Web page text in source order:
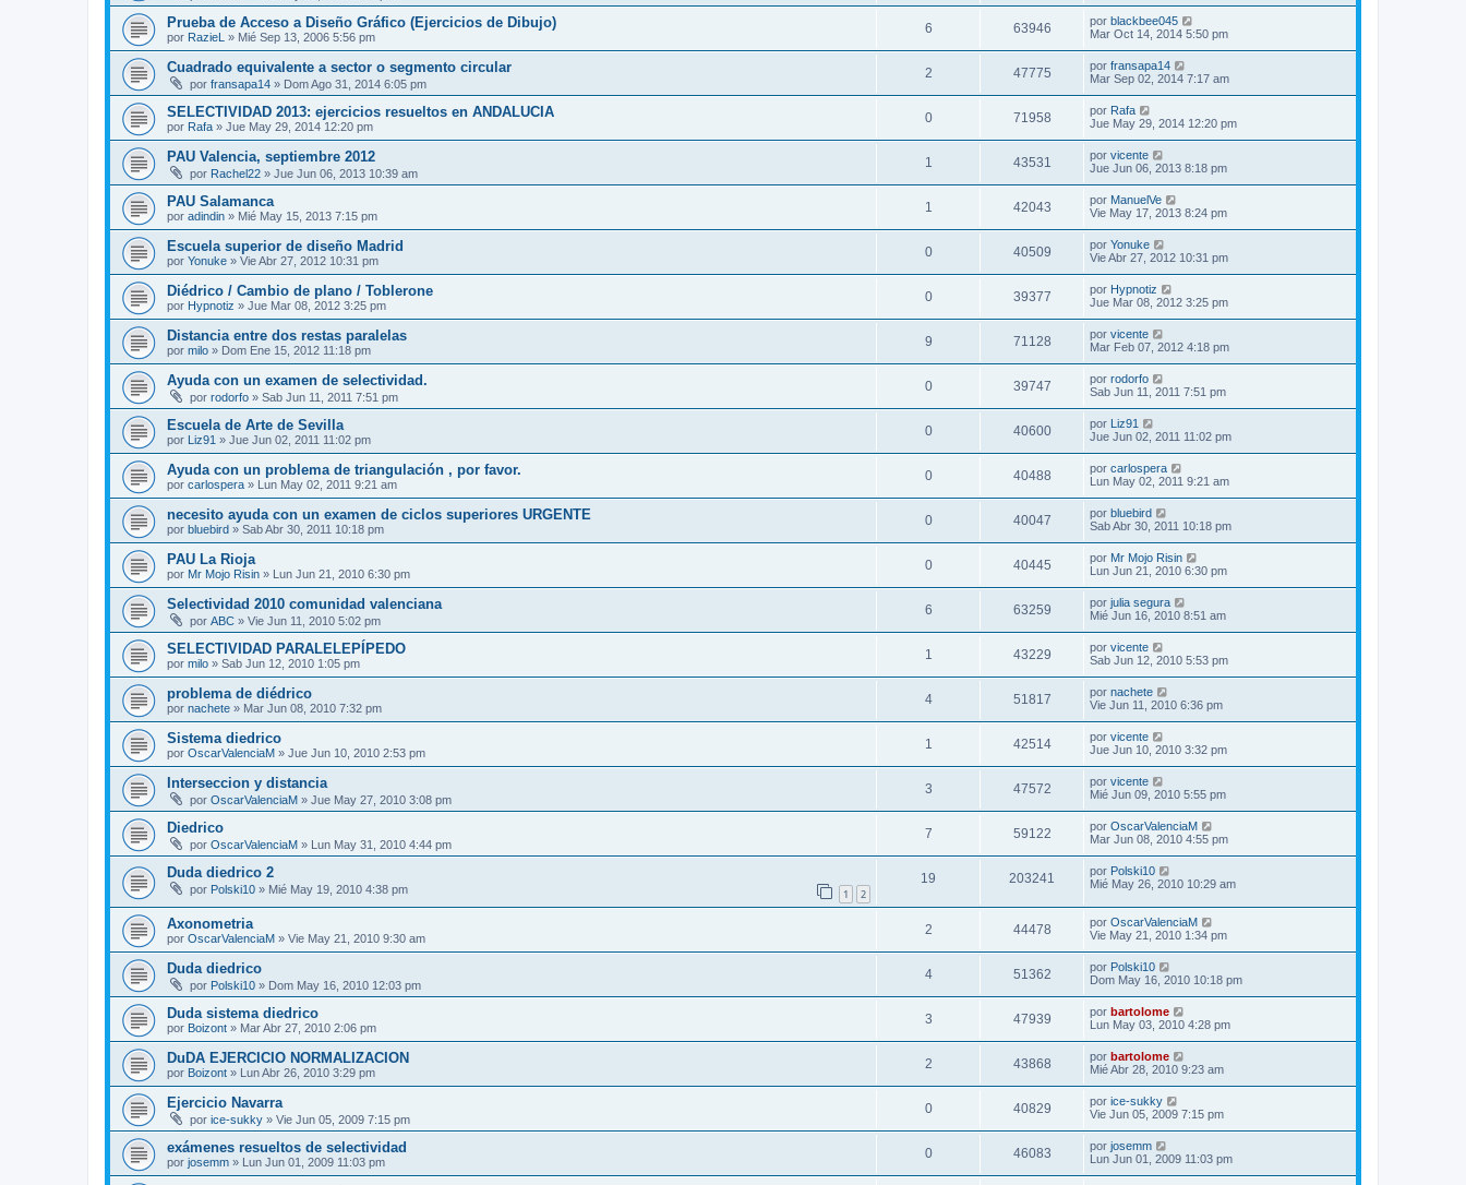
Prueba de Acceso a Diseño Gráfico (Ejercicios de Dibujo)
por RazieL » Mié Sep 13, 2006 5:56 pm
6 63946 por blackbee045
Mar Oct 14, 2014 5:50 pm
Cuadrado equivalente a sector o segmento circular
por fransapa14 » Dom Ago 31, 2014 6:05 pm
2 47775 por fransapa14
Mar Sep 02, 2014 7:17 am
SELECTIVIDAD 2013: ejercicios resueltos en ANDALUCIA
por Rafa » Jue May 29, 2014 12:20 pm
0 71958 por Rafa
Jue May 29, 2014 12:20 pm
PAU Valencia, septiembre 2012
por Rachel22 » Jue Jun 06, 2013 10:39 am
1 43531 por vicente
Jue Jun 06, 2013 8:18 pm
PAU Salamanca
por adindin » Mié May 15, 2013 7:15 pm
1 42043 por ManuelVe
Vie May 17, 2013 8:24 pm
Escuela superior de diseño Madrid
por Yonuke » Vie Abr 27, 2012 10:31 pm
0 40509 por Yonuke
Vie Abr 27, 2012 10:31 pm
Diédrico / Cambio de plano / Toblerone
por Hypnotiz » Jue Mar 08, 2012 3:25 pm
0 39377 por Hypnotiz
Jue Mar 08, 2012 3:25 pm
Distancia entre dos restas paralelas
por milo » Dom Ene 15, 2012 11:18 pm
9 71128 por vicente
Mar Feb 07, 2012 4:18 pm
Ayuda con un examen de selectividad.
por rodorfo » Sab Jun 11, 2011 7:51 pm
0 39747 por rodorfo
Sab Jun 11, 2011 7:51 pm
Escuela de Arte de Sevilla
por Liz91 » Jue Jun 02, 2011 11:02 pm
0 40600 por Liz91
Jue Jun 02, 2011 11:02 pm
Ayuda con un problema de triangulación , por favor.
por carlospera » Lun May 02, 2011 9:21 am
0 40488 por carlospera
Lun May 02, 2011 9:21 am
necesito ayuda con un examen de ciclos superiores URGENTE
por bluebird » Sab Abr 30, 2011 10:18 pm
0 40047 por bluebird
Sab Abr 30, 2011 10:18 pm
PAU La Rioja
por Mr Mojo Risin » Lun Jun 21, 2010 6:30 pm
0 40445 por Mr Mojo Risin
Lun Jun 21, 2010 6:30 pm
Selectividad 2010 comunidad valenciana
por ABC » Vie Jun 11, 2010 5:02 pm
6 63259 por julia segura
Mié Jun 16, 2010 8:51 am
SELECTIVIDAD PARALELEPÍPEDO
por milo » Sab Jun 12, 2010 1:05 pm
1 43229 por vicente
Sab Jun 12, 2010 5:53 pm
problema de diédrico
por nachete » Mar Jun 08, 2010 7:32 pm
4 51817 por nachete
Vie Jun 11, 2010 6:36 pm
Sistema diedrico
por OscarValenciaM » Jue Jun 10, 2010 2:53 pm
1 42514 por vicente
Jue Jun 10, 2010 3:32 pm
Interseccion y distancia
por OscarValenciaM » Jue May 27, 2010 3:08 pm
3 47572 por vicente
Mié Jun 09, 2010 5:55 pm
Diedrico
por OscarValenciaM » Lun May 31, 2010 4:44 pm
7 59122 por OscarValenciaM
Mar Jun 08, 2010 4:55 pm
Duda diedrico 2
por Polski10 » Mié May 19, 2010 4:38 pm 1 2
19 203241 por Polski10
Mié May 26, 2010 10:29 am
Axonometria
por OscarValenciaM » Vie May 21, 2010 9:30 am
2 44478 por OscarValenciaM
Vie May 21, 2010 1:34 pm
Duda diedrico
por Polski10 » Dom May 16, 2010 12:03 pm
4 51362 por Polski10
Dom May 16, 2010 10:18 pm
Duda sistema diedrico
por Boizont » Mar Abr 27, 2010 2:06 pm
3 47939 por bartolome
Lun May 03, 2010 4:28 pm
DuDA EJERCICIO NORMALIZACION
por Boizont » Lun Abr 26, 2010 3:29 pm
2 43868 por bartolome
Mié Abr 28, 2010 9:23 am
Ejercicio Navarra
por ice-sukky » Vie Jun 05, 2009 7:15 pm
0 40829 por ice-sukky
Vie Jun 05, 2009 7:15 pm
exámenes resueltos de selectividad
por josemm » Lun Jun 01, 2009 11:03 pm
0 46083 por josemm
Lun Jun 01, 2009 11:03 pm